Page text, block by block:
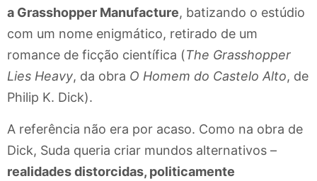
a Grasshopper Manufacture, batizando o estúdio
com um nome enigmático, retirado de um
romance de ficção científica (The Grasshopper
Lies Heavy, da obra O Homem do Castelo Alto, de
Philip K. Dick).
A referência não era por acaso. Como na obra de
Dick, Suda queria criar mundos alternativos –
realidades distorcidas, politicamente